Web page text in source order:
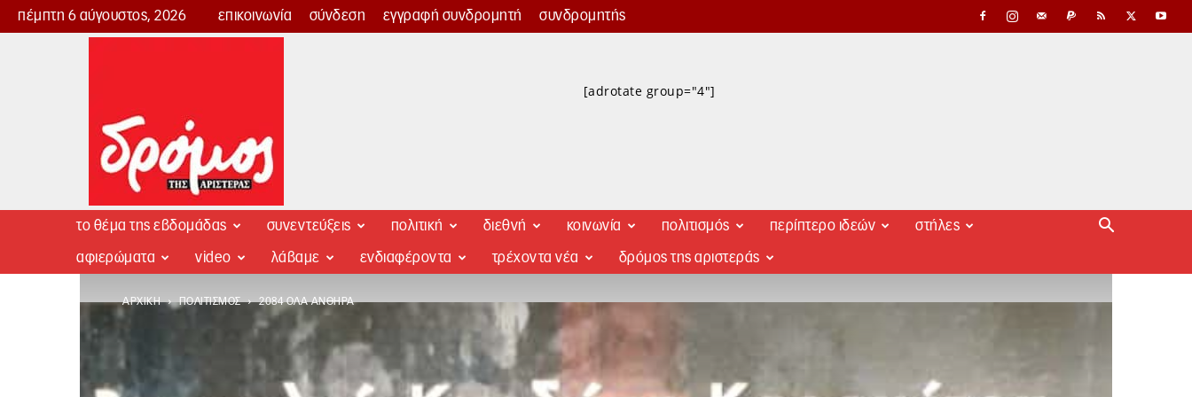
πέμπτη 6 αύγουστος, 2026 επικοινωνία σύνδεση εγγραφή συνδρομητή συνδρομητής
Δρόμος
[adrotate group="4"]
το θέμα της εβδομάδας συνεντεύξεις πολιτική διεθνή κοινωνία πολιτισμός περίπτερο ιδεών στήλες
αφιερώματα video λάβαμε ενδιαφέροντα τρέχοντα νέα δρόμος της αριστεράς
ΑΡΧΙΚΉ ΠΟΛΙΤΙΣΜΌΣ 2084 ΌΛΑ ΑΝΘΗΡΆ